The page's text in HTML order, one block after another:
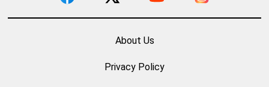
About Us
Privacy Policy